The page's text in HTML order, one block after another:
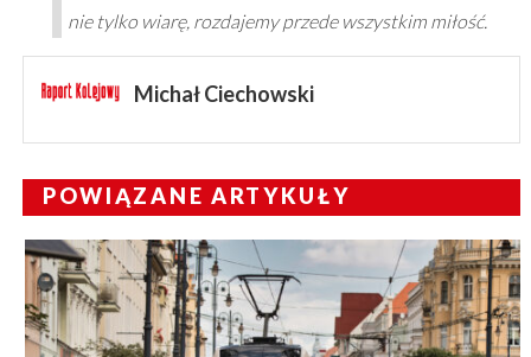
nie tylko wiarę, rozdajemy przede wszystkim miłość.
Michał Ciechowski
POWIĄZANE ARTYKUŁY